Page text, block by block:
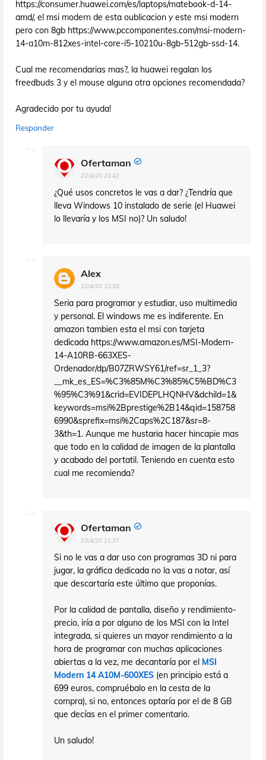
https://consumer.huawei.com/es/laptops/matebook-d-14-
amd/, el msi modern de esta oublicacion y este msi modern
pero con 8gb https://www.pccomponentes.com/msi-modern-
14-a10m-812xes-intel-core-i5-10210u-8gb-512gb-ssd-14.
Cual me recomendarias mas?, la huawei regalan los
freedbuds 3 y el mouse alguna otra opciones recomendada?
Agradecido por tu ayuda!
Responder
Ofertaman
22/4/20 21:42
¿Qué usos concretos le vas a dar? ¿Tendría que
lleva Windows 10 instalado de serie (el Huawei
lo llevaría y los MSI no)? Un saludo!
Alex
22/4/20 22:28
Seria para programar y estudiar, uso multimedia
y personal. El windows me es indiferente. En
amazon tambien esta el msi con tarjeta
dedicada https://www.amazon.es/MSI-Modern-
14-A10RB-663XES-
Ordenador/dp/B07ZRWSY61/ref=sr_1_3?
__mk_es_ES=%C3%85M%C3%85%C5%BD%C3
%95%C3%91&crid=EVIDEPLHQNHV&dchild=1&
keywords=msi%2Bprestige%2B14&qid=158758
6990&sprefix=msi%2Caps%2C187&sr=8-
3&th=1. Aunque me hustaria hacer hincapie mas
que todo en la calidad de imagen de la plantalla
y acabado del portatil. Teniendo en cuenta esto
cual me recomienda?
Ofertaman
23/4/20 21:37
Si no le vas a dar uso con programas 3D ni para
jugar, la gráfica dedicada no la vas a notar, así
que descartaría este último que proponías.
Por la calidad de pantalla, diseño y rendimiento-
precio, iría a por alguno de los MSI con la Intel
integrada, si quieres un mayor rendimiento a la
hora de programar con muchas aplicaciones
abiertas a la vez, me decantaría por el MSI
Modern 14 A10M-600XES (en principio está a
699 euros, compruébalo en la cesta de la
compra), si no, entonces optaría por el de 8 GB
que decías en el primer comentario.
Un saludo!